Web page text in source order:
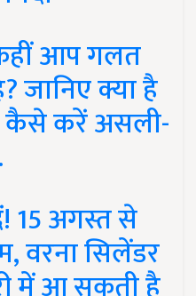
कहीं आप गलत
जानिए क्या है
कैसे करें असली-
15 अगस्त से
वरना सिलेंडर